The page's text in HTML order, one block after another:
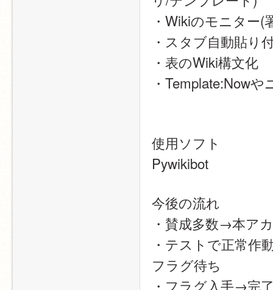
・Wikiのモニター
・スタブ自動貼り
・表のWiki構文化
・Template:Now
使用ソフト
Pywikibot
今後の流れ
・賛成多数→本ア
・テストで正常
フラグ待ち
・フラグ入手→完